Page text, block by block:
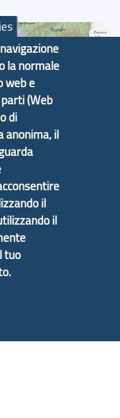
e sviluppo locale
è sviluppato a
Interne
lo Sviluppo
socio-economico
fornisce
sullaStrategia
con Regione
di Genova |
la normale
web e
(Web
di
anonima, il
il
il
tuo